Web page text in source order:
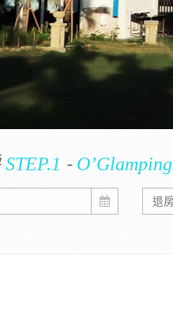
STEP.1 - O’Glamping